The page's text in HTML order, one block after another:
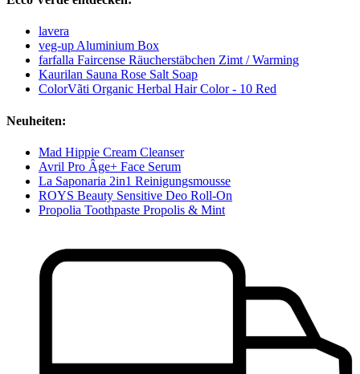
lavera
veg-up Aluminium Box
farfalla Faircense Räucherstäbchen Zimt / Warming
Kaurilan Sauna Rose Salt Soap
ColorVãti Organic Herbal Hair Color - 10 Red
Neuheiten:
Mad Hippie Cream Cleanser
Avril Pro Âge+ Face Serum
La Saponaria 2in1 Reinigungsmousse
ROYS Beauty Sensitive Deo Roll-On
Propolia Toothpaste Propolis & Mint